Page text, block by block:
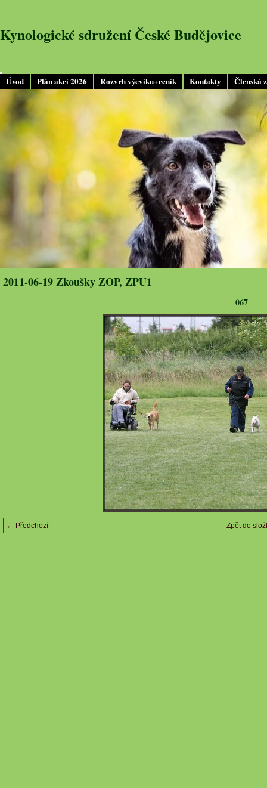
Úvod Plán akcí 2026 Rozvrh výcviku+ceník Kontakty Členská
Kynologické sdružení České Budějovice
2011-06-19 Zkoušky ZOP, ZPU1
067
← Předchozí Zpět do